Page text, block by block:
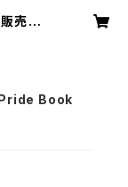
売決
Pride Book